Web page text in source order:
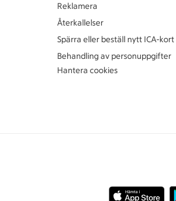
Reklamera
Återkallelser
Spärra eller beställ nytt ICA-kort
Behandling av personuppgifter
Hantera cookies